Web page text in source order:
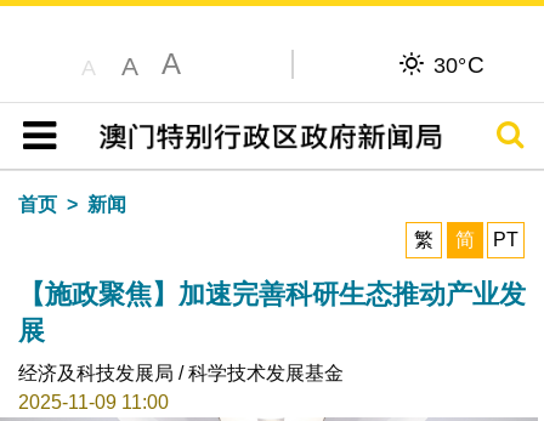
A A A 30°C
目录
搜寻
首页
新闻
繁
简 PT
【施政聚焦】加速完善科研生态推动产业发
展
经济及科技发展局 / 科学技术发展基金
2025-11-09 11:00